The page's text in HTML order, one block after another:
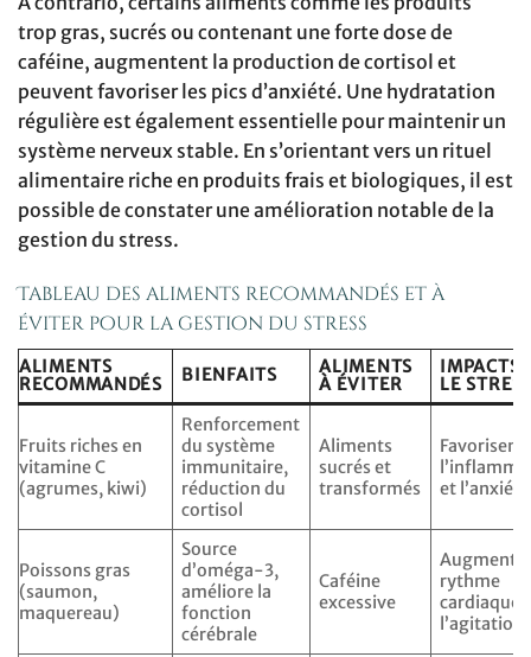
trop gras, sucrés ou contenant une forte dose de
caféine, augmentent la production de cortisol et
peuvent favoriser les pics d’anxiété. Une hydratation
régulière est également essentielle pour maintenir un
système nerveux stable. En s’orientant vers un rituel
alimentaire riche en produits frais et biologiques, il est
possible de constater une amélioration notable de la
gestion du stress.
Tableau des aliments recommandés et à
éviter pour la gestion du stress
ALIMENTS
RECOMMANDÉS
BIENFAITS
ALIMENTS
À ÉVITER
IMPACTS
LE
Fruits riches en
vitamine C
(agrumes, kiwi)
Renforcement
du système
immunitaire,
réduction du
cortisol
Aliments
sucrés et
transformés
Favorisent
et l’anxiété
Poissons gras
(saumon,
maquereau)
Source
d’oméga-3,
améliore la
fonction
cérébrale
Caféine
excessive
Augmente
rythme
cardiaque
l’agitation